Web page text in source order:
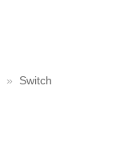
»
Switch